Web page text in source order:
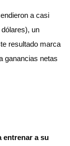
a casi
un
resultado marca
ganancias netas
entrenar a su